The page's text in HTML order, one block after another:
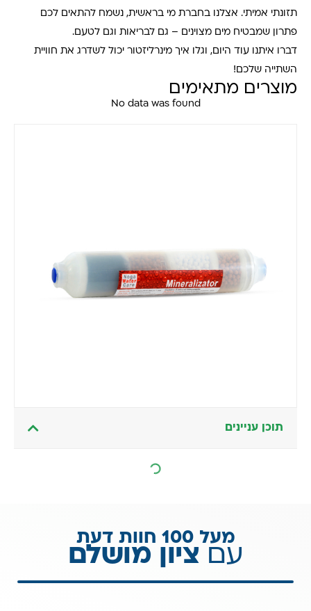
תזונתי אמיתי. אצלנו בחברת מי בראשית, נשמח להתאים לכם
פתרון שמבטיח מים מצוינים – גם לבריאות וגם לטעם.
דברו איתנו עוד היום, וגלו איך מינרליזטור יכול לשדרג את חוויית
השתייה שלכם !
מוצרים מתאימים
No data was found
תוכן עניינים
מעל 100 חוות דעת
עםציון מושלם